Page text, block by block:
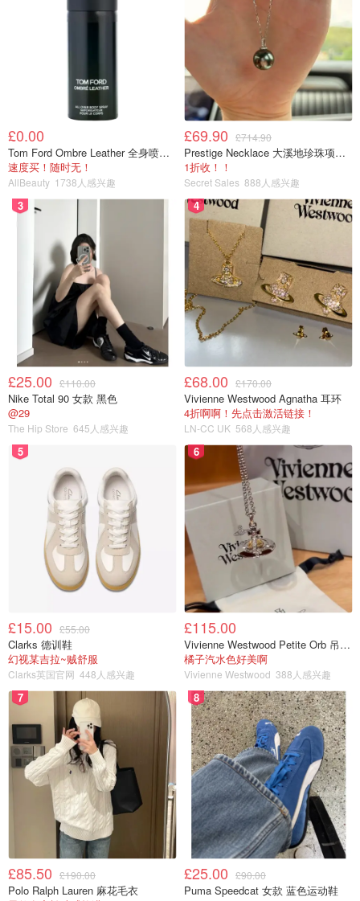
£0.00
Tom Ford Ombre Leather 全身喷雾 150ml
速度买！随时无！
AllBeauty 1738人感兴趣
£69.90 £714.90
Prestige Necklace 大溪地珍珠项链 10-11mm
1折收！！
Secret Sales 888人感兴趣
3
£25.00 £110.00
Nike Total 90 女款 黑色
@29
The Hip Store 645人感兴趣
4
£68.00 £170.00
Vivienne Westwood Agnatha 耳环
4折啊啊！先点击激活链接！
LN-CC UK 568人感兴趣
5
£15.00 £55.00
Clarks 德训鞋
幻视某吉拉~贼舒服
Clarks英国官网 448人感兴趣
6
£115.00
Vivienne Westwood Petite Orb 吊坠项链
橘子汽水色好美啊
Vivienne Westwood 388人感兴趣
7
£85.50 £190.00
Polo Ralph Lauren 麻花毛衣
8
£25.00 £90.00
Puma Speedcat 女款 蓝色运动鞋